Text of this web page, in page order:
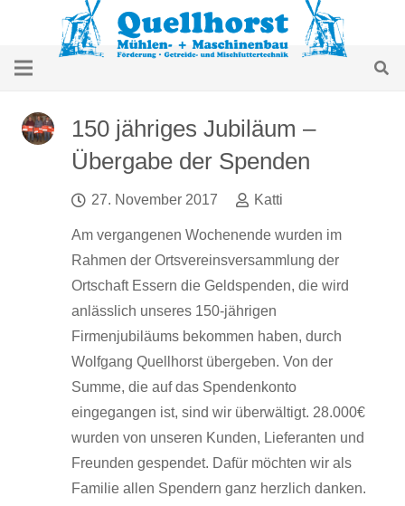
150 jähriges Jubiläum –
Übergabe der Spenden
27. November 2017 Katti
Am vergangenen Wochenende wurden im
Rahmen der Ortsvereinsversammlung der
Ortschaft Essern die Geldspenden, die wird
anlässlich unseres 150-jährigen
Firmenjubiläums bekommen haben, durch
Wolfgang Quellhorst übergeben. Von der
Summe, die auf das Spendenkonto
eingegangen ist, sind wir überwältigt. 28.000€
wurden von unseren Kunden, Lieferanten und
Freunden gespendet. Dafür möchten wir als
Familie allen Spendern ganz herzlich danken.